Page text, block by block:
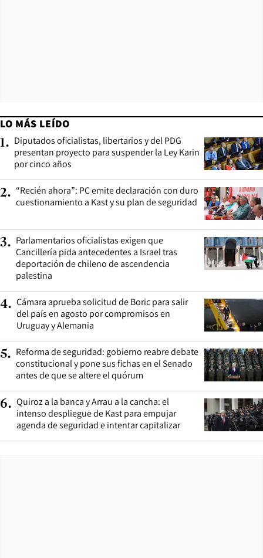
LO MÁS LEÍDO
1. Diputados oficialistas, libertarios y del PDG
presentan proyecto para suspender la Ley Karin
por cinco años
2. “Recién ahora”: PC emite declaración con duro
cuestionamiento a Kast y su plan de seguridad
3. Parlamentarios oficialistas exigen que
Cancillería pida antecedentes a Israel tras
deportación de chileno de ascendencia
palestina
4. Cámara aprueba solicitud de Boric para salir
del país en agosto por compromisos en
Uruguay y Alemania
5. Reforma de seguridad: gobierno reabre debate
constitucional y pone sus fichas en el Senado
antes de que se altere el quórum
6. Quiroz a la banca y Arrau a la cancha: el
intenso despliegue de Kast para empujar
agenda de seguridad e intentar capitalizar